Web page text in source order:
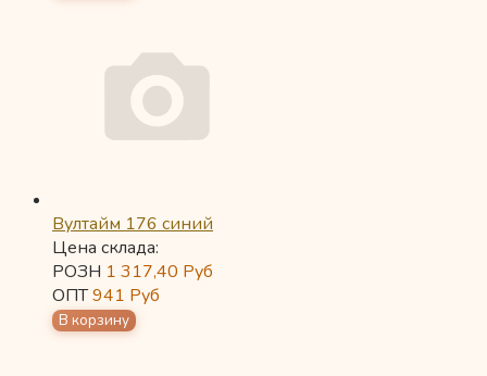
Вултайм 176 синий
Цена склада:
РОЗН 1 317,40 Руб
ОПТ941 Руб